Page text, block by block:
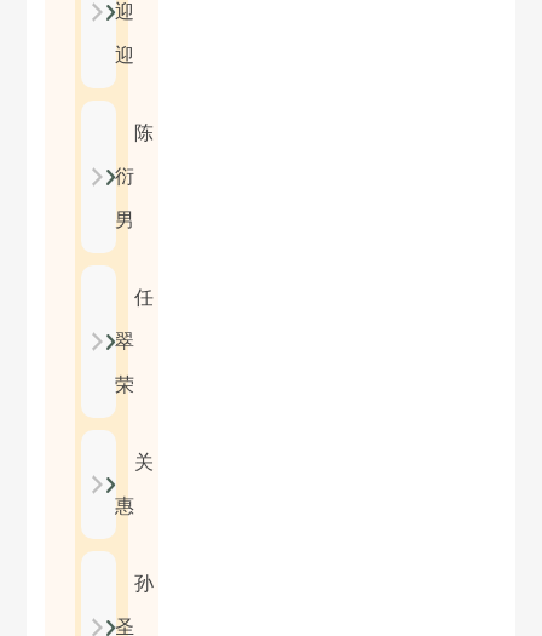
迎
迎
陈
衍
男
任
翠
荣
关
惠
孙
圣